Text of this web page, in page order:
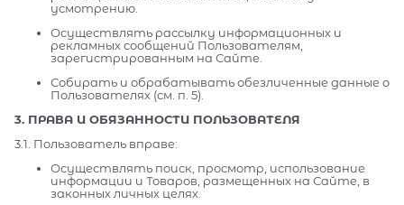
усмотрению.
Осуществлять рассылку информационных и
рекламных сообщений Пользователям,
зарегистрированным на Сайте.
Собирать и обрабатывать обезличенные данные о
Пользователях (см. п. 5).
3. ПРАВА И ОБЯЗАННОСТИ ПОЛЬЗОВАТЕЛЯ
3.1. Пользователь вправе:
Осуществлять поиск, просмотр, использование
информации и Товаров, размещенных на Сайте, в
законных личных целях.